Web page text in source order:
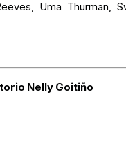
Uma Thurman,
Nelly Goitiño